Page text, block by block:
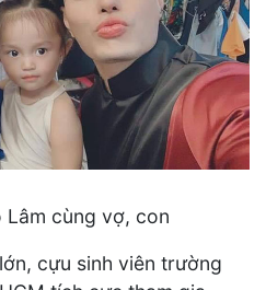
Lâm cùng vợ, con
cựu sinh viên trường